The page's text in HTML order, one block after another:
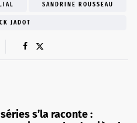
SANDRINE ROUSSEAU
JADOT
s’la raconte :